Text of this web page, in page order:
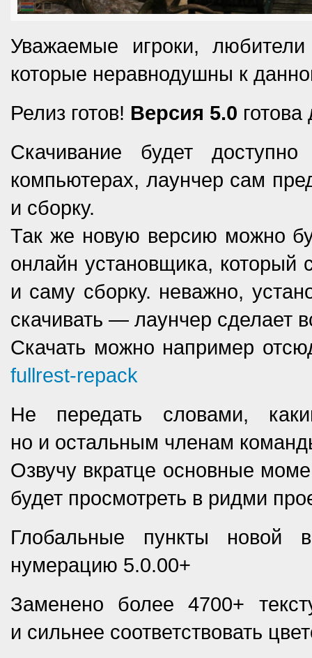
Уважаемые игроки,
которые неравнодушны к
Релиз готов! Версия 5.0 готова
Скачивание будет
компьютерах, лаунчер сам
и сборку.
Так же новую версию можно
онлайн установщика, который
и саму сборку. неважно,
скачивать — лаунчер сделает
Скачать можно например
fullrest-repack
Не передать словами,
но и остальным членам
Озвучу вкратце основные
будет просмотреть в ридми
Глобальные пункты новой
нумерацию 5.0.00+
Заменено более 4700+
и сильнее соответствовать